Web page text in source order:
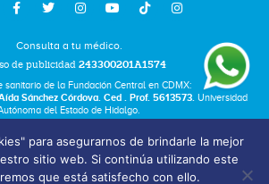
Consulta a tu médico.
de publicidad 243300201A1574
sanitario de la Fundación Central en CDMX:
Sánchez Córdova. Ced . Prof. 5613573. Universidad
del Estado de Hidalgo.
Términos y Condiciones
Bolsa de Trabajo
para asegurarnos de brindarle la mejor
sitio web. Si continúa utilizando este
que está satisfecho con ello.